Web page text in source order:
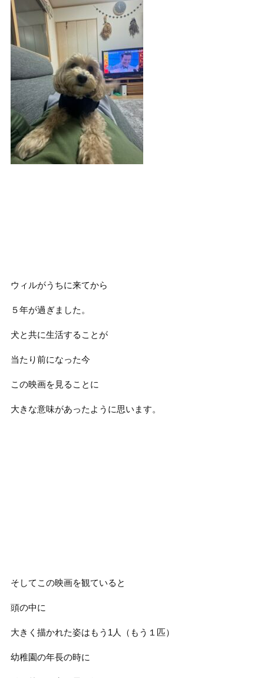
ウィルがうちに来てから
５年が過ぎました。
犬と共に生活することが
当たり前になった今
この映画を見ることに
大きな意味があったように思います。
そしてこの映画を観ていると
頭の中に
大きく描かれた姿はもう1人（もう１匹）
幼稚園の年長の時に